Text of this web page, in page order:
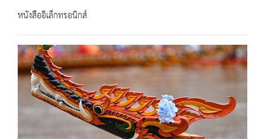
หนังสืออิเล็กทรอนิกส์